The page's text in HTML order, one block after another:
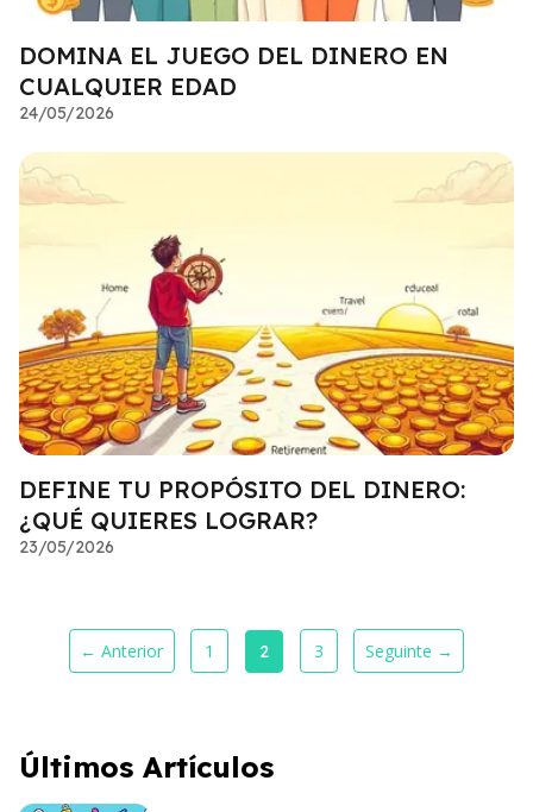
DOMINA EL JUEGO DEL DINERO EN
CUALQUIER EDAD
24/05/2026
DEFINE TU PROPÓSITO DEL DINERO:
¿QUÉ QUIERES LOGRAR?
23/05/2026
← Anterior 1 2 3 Seguinte →
Últimos Artículos